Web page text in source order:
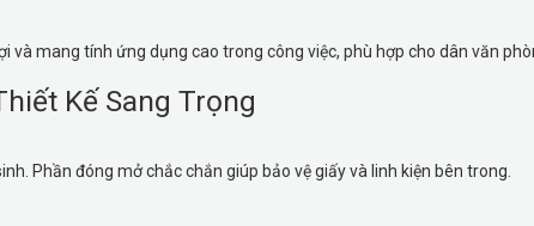
và mang tính ứng dụng cao trong công việc, phù hợp cho dân văn
Kế Sang Trọng
Phần đóng mở chắc chắn giúp bảo vệ giấy và linh kiện bên trong.